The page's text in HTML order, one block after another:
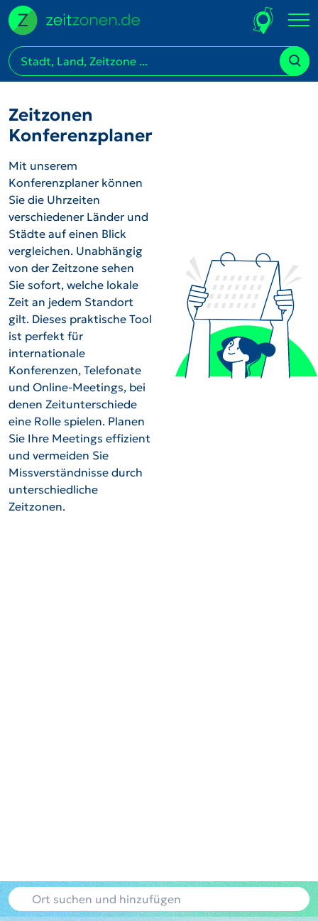
Zeitzonen
Konferenzplaner
Mit unserem
Konferenzplaner können
Sie die Uhrzeiten
verschiedener Länder und
Städte auf einen Blick
vergleichen. Unabhängig
von der Zeitzone sehen
Sie sofort, welche lokale
Zeit an jedem Standort
gilt. Dieses praktische Tool
ist perfekt für
internationale
Konferenzen, Telefonate
und Online-Meetings, bei
denen Zeitunterschiede
eine Rolle spielen. Planen
Sie Ihre Meetings effizient
und vermeiden Sie
Missverständnisse durch
unterschiedliche
Zeitzonen.